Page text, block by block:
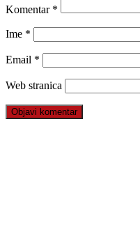
Komentar *
Ime *
Email *
Web stranica